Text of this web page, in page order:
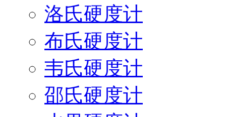
洛氏硬度计
布氏硬度计
韦氏硬度计
邵氏硬度计